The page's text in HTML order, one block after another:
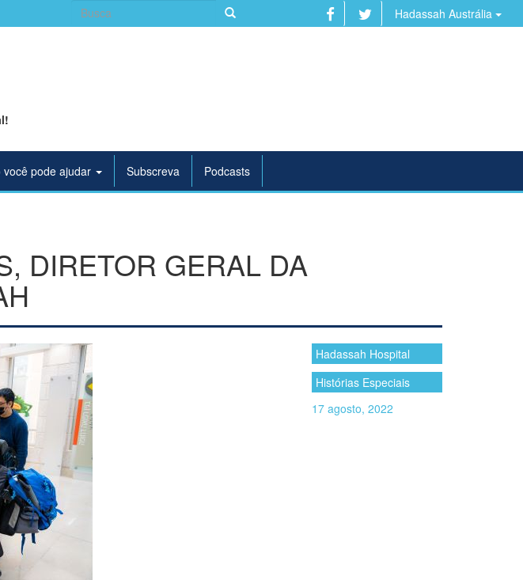
Search
for:
Hadassah Austrália
você pode ajudar Subscreva Podcasts
DIRETOR GERAL DA
Hadassah Hospital
Histórias Especiais
17 agosto, 2022